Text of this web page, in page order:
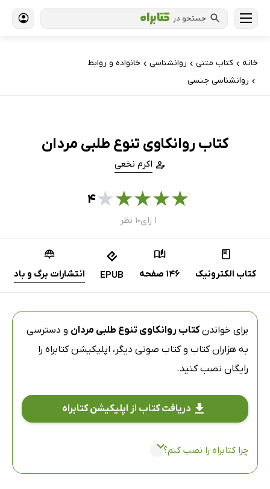
جستجو در
خانه › کتاب‌ متنی › روانشناسی › خانواده و روابط
› روانشناسی جنسی
کتاب روانکاوی تنوع طلبی مردان
اکرم نخعی
★
★
★
★
★۴
۱ رای ● ۱ نظر
کتاب الکترونیک 146 صفحه EPUB انتشارات برگ و باد
برای خواندنکتاب روانکاوی تنوع طلبی مردان و دسترسی
به هزاران کتاب و کتاب صوتی دیگر، اپلیکیشن کتابراه را
رایگان نصب کنید.
دریافت کتاب از اپلیکیشن کتابراه
چرا کتابراه را نصب کنم؟